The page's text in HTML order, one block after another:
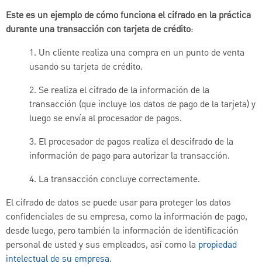
Este es un ejemplo de cómo funciona el cifrado en la práctica
durante una transacción con tarjeta de crédito:
1. Un cliente realiza una compra en un punto de venta
usando su tarjeta de crédito.
2. Se realiza el cifrado de la información de la
transacción (que incluye los datos de pago de la tarjeta) y
luego se envía al procesador de pagos.
3. El procesador de pagos realiza el descifrado de la
información de pago para autorizar la transacción.
4. La transacción concluye correctamente.
El cifrado de datos se puede usar para proteger los datos
confidenciales de su empresa, como la información de pago,
desde luego, pero también la información de identificación
personal de usted y sus empleados, así como la propiedad
intelectual de su empresa.